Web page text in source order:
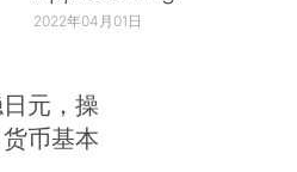
2022年04月01日
元，操
币基本